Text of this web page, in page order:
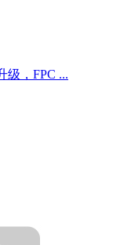
级，FPC ...